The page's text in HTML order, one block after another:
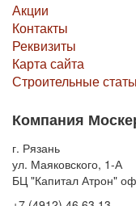
сбытовую сеть,
узнаваемых сетях в
изделий в Польше.
торговых точек,
продажи своей
Акции
Контакты
Реквизиты
Карта сайта
Строительные
Компания
г. Рязань
ул. Маяковского, 1-А
БЦ "Капитал Атрон"